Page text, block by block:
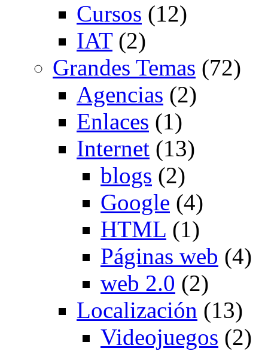
Cursos (12)
IAT(2)
Grandes Temas (72)
Agencias (2)
Enlaces (1)
Internet (13)
blogs (2)
Google (4)
HTML (1)
Páginas web (4)
web 2.0 (2)
Localización (13)
Videojuegos (2)